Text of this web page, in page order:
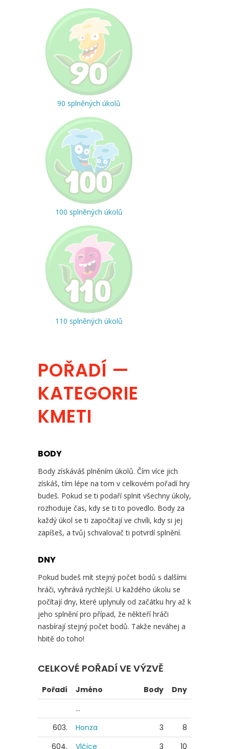
90 splněných úkolů
100 splněných úkolů
110 splněných úkolů
POŘADÍ —
KATEGORIE
KMETI
BODY
Body získáváš plněním úkolů. Čím více jich
získáš, tím lépe na tom v celkovém pořadí hry
budeš. Pokud se ti podaří splnit všechny úkoly,
rozhoduje čas, kdy se ti to povedlo. Body za
každý úkol se ti započítají ve chvíli, kdy si jej
zapíšeš, a tvůj schvalovač ti potvrdí splnění.
DNY
Pokud budeš mít stejný počet bodů s dalšími
hráči, vyhrává rychlejší. U každého úkolu se
počítají dny, které uplynuly od začátku hry až k
jeho splnění pro případ, že někteří hráči
nasbírají stejný počet bodů. Takže neváhej a
hbitě do toho!
CELKOVÉ POŘADÍ VE VÝZVĚ
Pořadí Jméno Body
Dny
...
603.
Honza 3
8
604.
Vlčice 3 10